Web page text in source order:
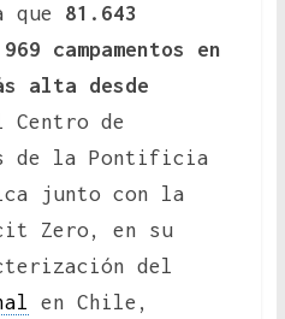
que 81.643
campamentos en
alta desde
Centro de
de la Pontificia
junto con la
Zero, en su
del
en Chile,